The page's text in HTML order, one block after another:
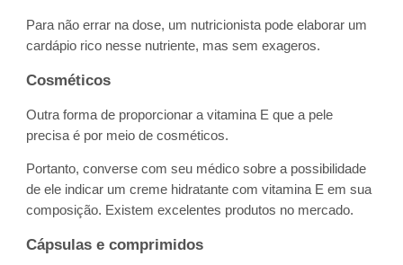
Para não errar na dose, um nutricionista pode elaborar um
cardápio rico nesse nutriente, mas sem exageros.
Cosméticos
Outra forma de proporcionar a vitamina E que a pele
precisa é por meio de cosméticos.
Portanto, converse com seu médico sobre a possibilidade
de ele indicar um creme hidratante com vitamina E em sua
composição. Existem excelentes produtos no mercado.
Cápsulas e comprimidos